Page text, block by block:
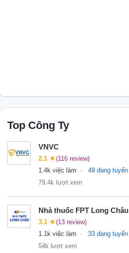
Top Công Ty
VNVC
2.1 ★(116 review)
1.4k việc làm
49 đang tuyển
79.4k lượt xem
Nhà thuốc FPT Long Châu
3.1 ★(13 review)
1.1k việc làm
33 đang tuyển
54k lượt xem